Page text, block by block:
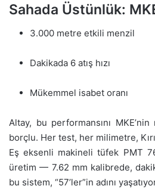
Sahada Üstünlük:
3.000 metre etkili menzil
Dakikada 6 atış hızı
Mükemmel isabet oranı
Altay, bu performansını
borçlu. Her test, her milimetre,
Eş eksenli makineli tüfek PMT
üretim — 7.62 mm kalibrede,
bu sistem, “57’ler”in adını